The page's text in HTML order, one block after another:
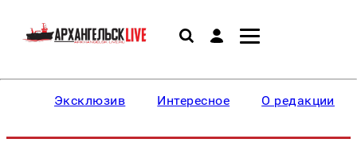
Эксклюзив Интересное О редакции